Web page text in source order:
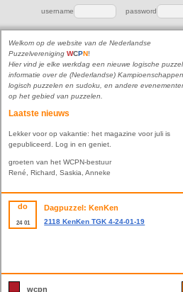
username password
Welkom op de website van de Nederlandse
Puzzelvereniging WCPN!
Hier vind je elke werkdag een nieuwe logische puzzel,
informatie over de (Nederlandse) Kampioenschappen
logisch puzzelen en sudoku, en andere
op het gebied van puzzelen.
Laatste nieuws
Lekker voor op vakantie: het magazine voor juli is
gepubliceerd. Log in en geniet.
groeten van het WCPN-bestuur
René, Richard, Saskia, Anneke
do
24 01
Dagpuzzel: KenKen
2118 KenKen TGK 4-24-01-19
wcpn